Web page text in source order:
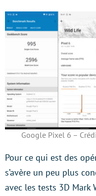
Google Pixel 6 –
Pour ce qui est des
s’avère un peu plus
avec les tests 3D